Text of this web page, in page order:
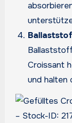
Croissant
und halten